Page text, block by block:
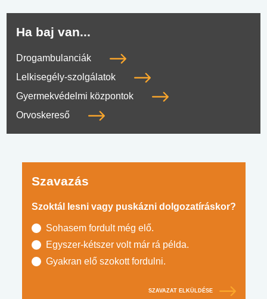
Ha baj van...
Drogambulanciák
Lelkisegély-szolgálatok
Gyermekvédelmi központok
Orvoskereső
Szavazás
Szoktál lesni vagy puskázni dolgozatíráskor?
Sohasem fordult még elő.
Egyszer-kétszer volt már rá példa.
Gyakran elő szokott fordulni.
SZAVAZAT ELKÜLDÉSE